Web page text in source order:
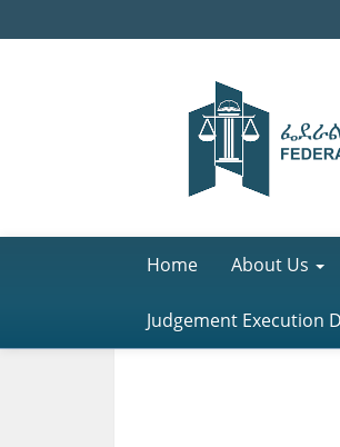
Home About Us
Judgement Execution